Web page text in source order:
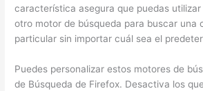
característica asegura que puedas
otro motor de búsqueda para buscar una
particular sin importar cuál sea el
Puedes personalizar estos motores de
de Búsqueda de Firefox. Desactiva los